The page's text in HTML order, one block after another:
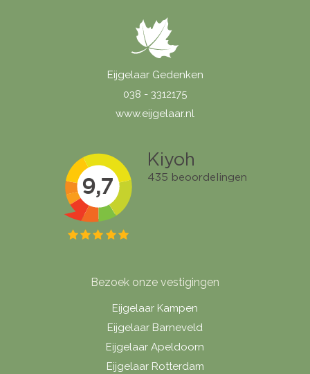
Eijgelaar Gedenken
038 - 3312175
www.eijgelaar.nl
Bezoek onze vestigingen
Eijgelaar Kampen
Eijgelaar Barneveld
Eijgelaar Apeldoorn
Eijgelaar Rotterdam